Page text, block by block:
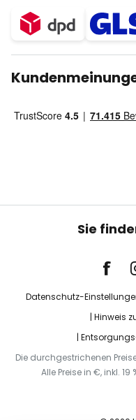
Sie
Datenschutz-
Hinweis
Die durchgestrichenen
Alle Preise in €, inkl.